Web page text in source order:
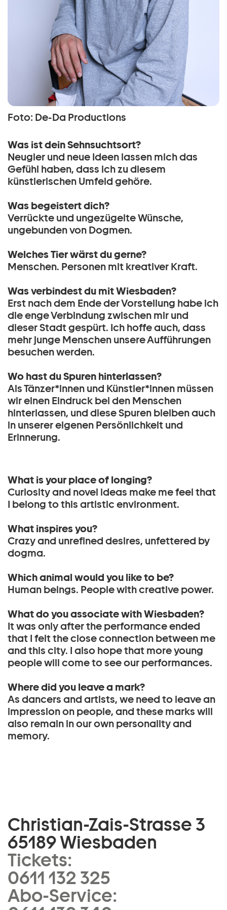
Foto: De-Da Productions
Was ist dein Sehnsuchtsort?
Neugier und neue Ideen lassen mich das
Gefühl haben, dass ich zu diesem
künstlerischen Umfeld gehöre.
Was begeistert dich?
Verrückte und ungezügelte Wünsche,
ungebunden von Dogmen.
Welches Tier wärst du gerne?
Menschen. Personen mit kreativer Kraft.
Was verbindest du mit Wiesbaden?
Erst nach dem Ende der Vorstellung habe ich
die enge Verbindung zwischen mir und
dieser Stadt gespürt. Ich hoffe auch, dass
mehr junge Menschen unsere Aufführungen
besuchen werden.
Wo hast du Spuren hinterlassen?
Als Tänzer*innen und Künstler*innen müssen
wir einen Eindruck bei den Menschen
hinterlassen, und diese Spuren bleiben auch
in unserer eigenen Persönlichkeit und
Erinnerung.
What is your place of longing?
Curiosity and novel ideas make me feel that
I belong to this artistic environment.
What inspires you?
Crazy and unrefined desires, unfettered by
dogma.
Which animal would you like to be?
Human beings. People with creative power.
What do you associate with Wiesbaden?
It was only after the performance ended
that I felt the close connection between me
and this city. I also hope that more young
people will come to see our performances.
Where did you leave a mark?
As dancers and artists, we need to leave an
impression on people, and these marks will
also remain in our own personality and
memory.
Christian-Zais-Strasse 3
65189 Wiesbaden
Tickets:
0611 132 325
Abo-Service: